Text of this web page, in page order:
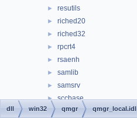
► resutils
► riched20
► riched32
► rpcrt4
► rsaenh
► samlib
► samsrv
► sccbase
► schannel
dll win32 qmgr qmgr_local.idl